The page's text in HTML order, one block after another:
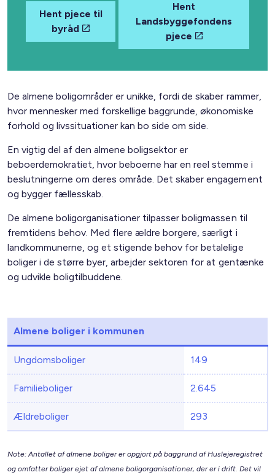
Hent pjece til
byråd
Hent
Landsbyggefondens
pjece
De almene boligområder er unikke, fordi de skaber rammer,
hvor mennesker med forskellige baggrunde, økonomiske
forhold og livssituationer kan bo side om side.
En vigtig del af den almene boligsektor er
beboerdemokratiet, hvor beboerne har en reel stemme i
beslutningerne om deres område. Det skaber engagement
og bygger fællesskab.
De almene boligorganisationer tilpasser boligmassen til
fremtidens behov. Med flere ældre borgere, særligt i
landkommunerne, og et stigende behov for betalelige
boliger i de større byer, arbejder sektoren for at gentænke
og udvikle boligtilbuddene.
Almene boliger i kommunen
Ungdomsboliger 149
Familieboliger 2.645
Ældreboliger 293
Note: Antallet af almene boliger er opgjort på baggrund af Huslejeregistret
og omfatter boliger ejet af almene boligorganisationer, der er i drift. Det vil